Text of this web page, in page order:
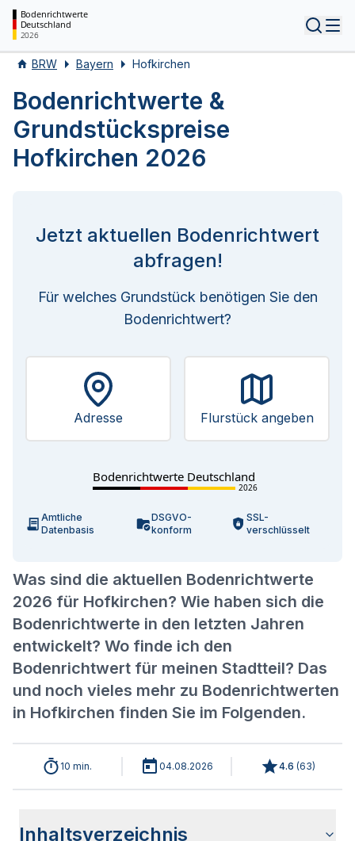
Bodenrichtwerte
Deutschland
2026
BRW Bayern Hofkirchen
Bodenrichtwerte &
Grundstückspreise
Hofkirchen 2026
Was sind die aktuellen Bodenrichtwerte
2026 für Hofkirchen? Wie haben sich die
Bodenrichtwerte in den letzten Jahren
entwickelt? Wo finde ich den
Bodenrichtwert für meinen Stadtteil? Das
und noch vieles mehr zu Bodenrichtwerten
in Hofkirchen finden Sie im Folgenden.
Jetzt aktuellen Bodenrichtwert
abfragen!
Für welches Grundstück benötigen Sie den
Bodenrichtwert?
Adresse Flurstück angeben
Bodenrichtwerte Deutschland
2026
Amtliche
Datenbasis
DSGVO-
konform
SSL-
verschlüsselt
10 min. 04.08.2026 4.6 (63)
Inhaltsverzeichnis